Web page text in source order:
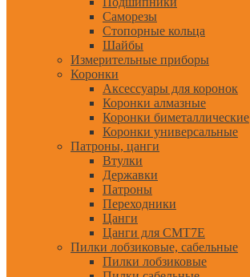
Саморезы
Стопорные кольца
Шайбы
Измерительные приборы
Коронки
Аксессуары для коронок
Коронки алмазные
Коронки биметаллические
Коронки универсальные
Патроны, цанги
Втулки
Державки
Патроны
Переходники
Цанги
Цанги для CMT7E
Пилки лобзиковые, сабельные
Пилки лобзиковые